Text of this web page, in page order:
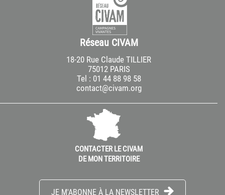
Réseau CIVAM
18-20 Rue Claude TILLIER
75012 PARIS
Tel : 01 44 88 98 58
contact@civam.org
CONTACTER LE CIVAM
DE MON TERRITOIRE
JE M'ABONNE À LA NEWSLETTER